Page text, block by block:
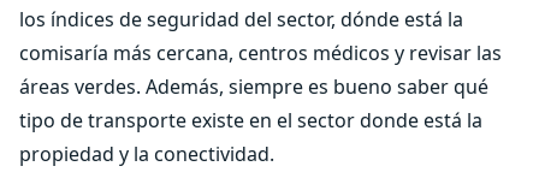
los índices de seguridad del sector, dónde está la
comisaría más cercana, centros médicos y revisar las
áreas verdes. Además, siempre es bueno saber qué
tipo de transporte existe en el sector donde está la
propiedad y la conectividad.